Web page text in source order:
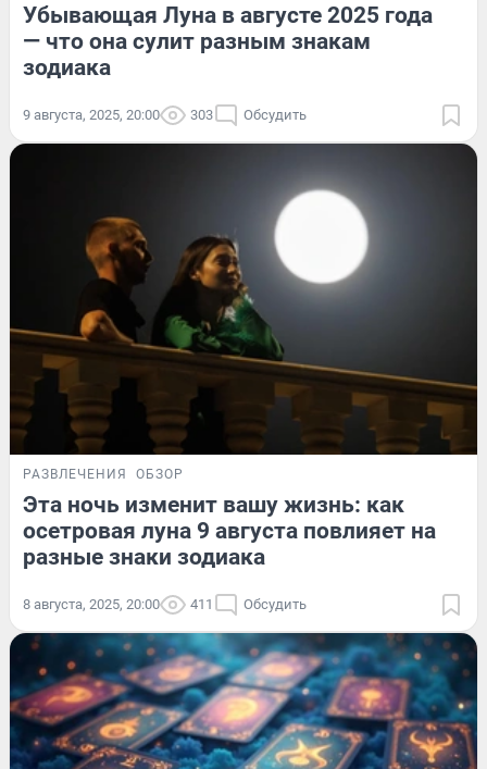
Убывающая Луна в августе 2025 года
— что она сулит разным знакам
зодиака
9 августа, 2025, 20:00 303 Обсудить
РАЗВЛЕЧЕНИЯ ОБЗОР
Эта ночь изменит вашу жизнь: как
осетровая луна 9 августа повлияет на
разные знаки зодиака
8 августа, 2025, 20:00 411 Обсудить